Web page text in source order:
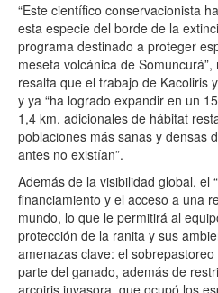
“Este científico conservacionista
esta especie del borde de la
programa destinado a proteger
meseta volcánica de
resalta que el trabajo de Kacoliris
y ya “ha logrado expandir en un
1,4 km. adicionales de hábitat
poblaciones más sanas y densas
antes no existían”.
Además de la visibilidad global, el
financiamiento y el acceso a una
mundo, lo que le permitirá al
protección de la ranita y sus
amenazas clave: el
parte del ganado, además de